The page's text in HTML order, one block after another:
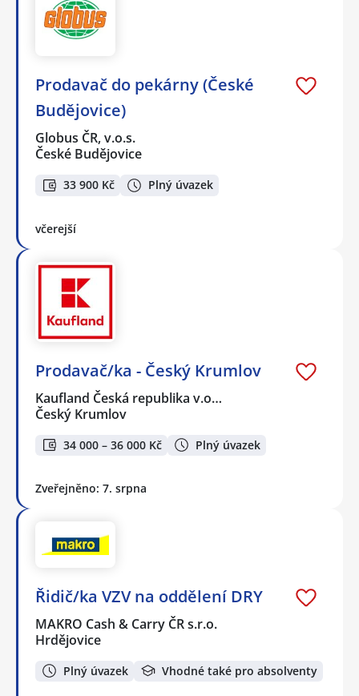
Prodavač do pekárny (České
Budějovice)
Globus ČR, v.o.s.
České Budějovice
33 900 Kč Plný úvazek
včerejší
Prodavač/ka - Český Krumlov
Kaufland Česká republika v.o…
Český Krumlov
34 000 – 36 000 Kč Plný úvazek
Zveřejněno: 7. srpna
Řidič/ka VZV na oddělení DRY
MAKRO Cash & Carry ČR s.r.o.
Hrdějovice
Plný úvazek Vhodné také pro absolventy